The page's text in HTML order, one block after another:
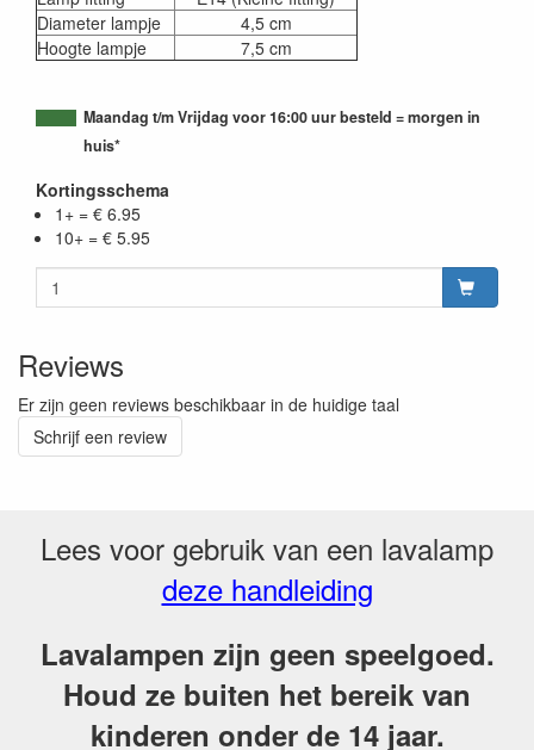
Diameter lampje
4,5 cm
Hoogte lampje
7,5 cm
Maandag t/m Vrijdag voor 16:00 uur besteld = morgen in
huis*
Kortingsschema
1+ = € 6.95
10+ = € 5.95
Reviews
Er zijn geen reviews beschikbaar in de huidige taal
Schrijf een review
Lees voor gebruik van een lavalamp
deze handleiding
Lavalampen zijn geen speelgoed.
Houd ze buiten het bereik van
kinderen onder de 14 jaar.